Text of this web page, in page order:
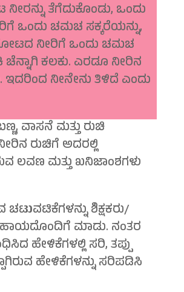
ತೆಗೆದುಕೊಂಡು, ಒಂದು
ಒಂದು ಚಮಚ ಸಕ್ಕರೆಯನ್ನು,
ನೀರಿಗೆ ಒಂದು ಚಮಚ
ಚೆನ್ನಾಗಿ ಕಲಕು. ಎರಡೂ ನೀರಿನ
ನೀನೇನು ತಿಳಿದೆ ಎಂದು
ವಾಸನೆ ಮತ್ತು ರುಚಿ
ರುಚಿಗೆ ಅದರಲ್ಲಿ
ಲವಣ ಮತ್ತು ಖನಿಜಾಂಶಗಳು
ಚಟುವಟಿಕೆಗಳನ್ನು ಶಿಕ್ಷಕರು/
ಮಾಡು. ನಂತರ
ಹೇಳಿಕೆಗಳಲ್ಲಿ ಸರಿ, ತಪ್ಪು
ಹೇಳಿಕೆಗಳನ್ನು ಸರಿಪಡಿಸಿ